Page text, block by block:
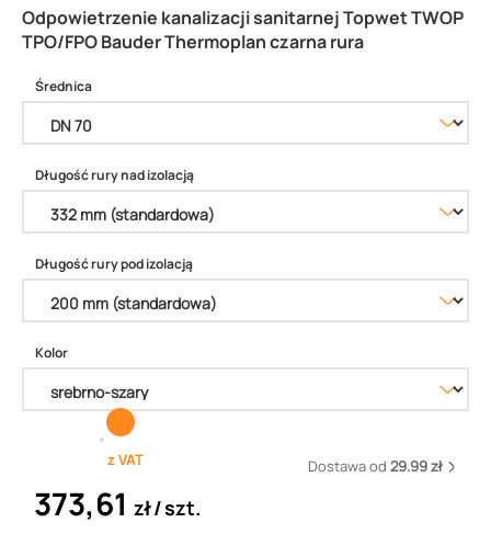
Odpowietrzenie kanalizacji sanitarnej Topwet TWOP
TPO/FPO Bauder Thermoplan czarna rura
Średnica
Długość rury nad izolacją
Długość rury pod izolacją
Kolor
z VAT Dostawa od 29.99 zł
373,61 zł szt.